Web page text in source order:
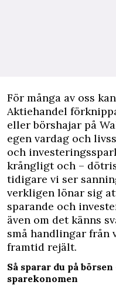
För många av oss
Aktiehandel
eller börshajar på
egen vardag och
och
krångligt och –
tidigare vi ser
verkligen lönar sig
sparande och
även om det känns
små handlingar från
framtid rejält.
Så sparar du på
sparekonomen